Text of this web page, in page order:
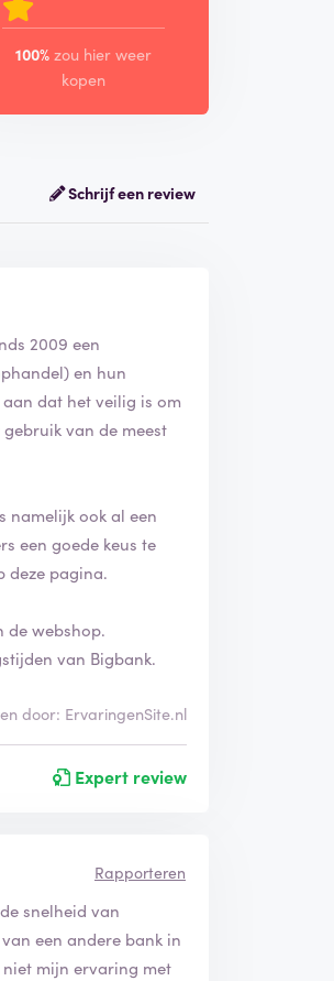
100% zou hier weer
kopen
Schrijf een review
2009 een
en hun
dat het veilig is om
van de meest
namelijk ook al een
een goede keus te
deze pagina.
de webshop.
van Bigbank.
door: ErvaringenSite.nl
Expert review
Rapporteren
snelheid van
een andere bank in
mijn ervaring met